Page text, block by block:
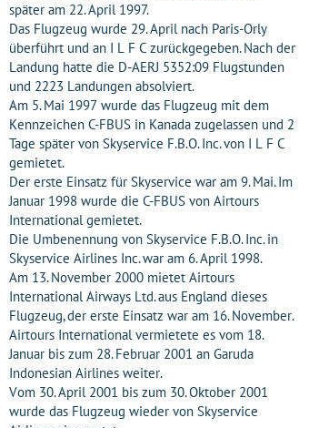
später am 22. April 1997.
Das Flugzeug wurde 29. April nach Paris-Orly
überführt und an I L F C zurückgegeben. Nach der
Landung hatte die D-AERJ 5352:09 Flugstunden
und 2223 Landungen absolviert.
Am 5. Mai 1997 wurde das Flugzeug mit dem
Kennzeichen C-FBUS in Kanada zugelassen und 2
Tage später von Skyservice F.B.O. Inc. von I L F C
gemietet.
Der erste Einsatz für Skyservice war am 9. Mai. Im
Januar 1998 wurde die C-FBUS von Airtours
International gemietet.
Die Umbenennung von Skyservice F.B.O. Inc. in
Skyservice Airlines Inc. war am 6. April 1998.
Am 13. November 2000 mietet Airtours
International Airways Ltd. aus England dieses
Flugzeug, der erste Einsatz war am 16. November.
Airtours International vermietete es vom 18.
Januar bis zum 28. Februar 2001 an Garuda
Indonesian Airlines weiter.
Vom 30. April 2001 bis zum 30. Oktober 2001
wurde das Flugzeug wieder von Skyservice